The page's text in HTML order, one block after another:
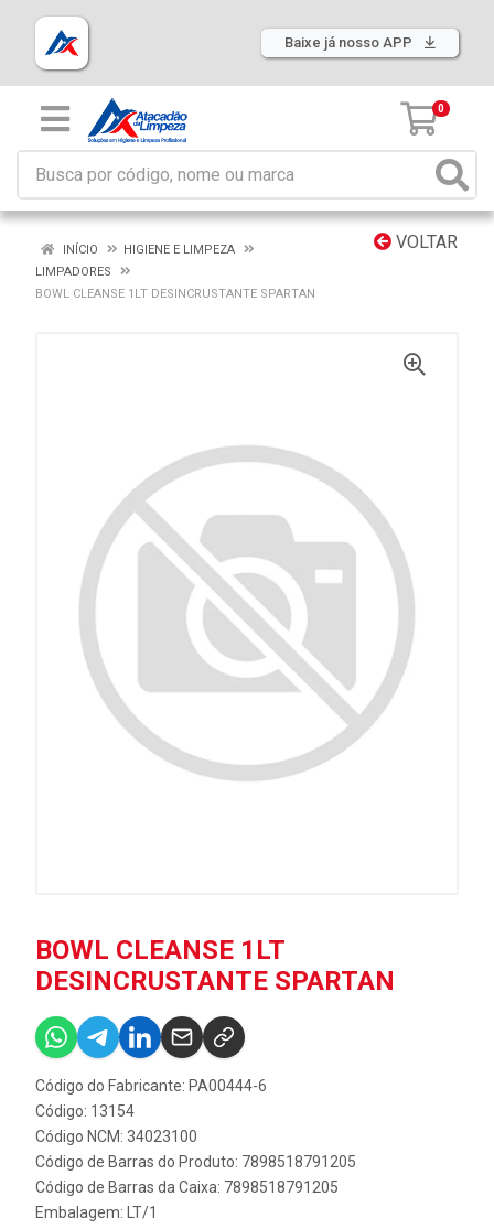
Baixe já nosso APP
0
VOLTAR
INÍCIO
HIGIENE E LIMPEZA
LIMPADORES
BOWL CLEANSE 1LT DESINCRUSTANTE SPARTAN
BOWL CLEANSE 1LT
DESINCRUSTANTE SPARTAN
Código do Fabricante: PA00444-6
Código: 13154
Código NCM: 34023100
Código de Barras do Produto: 7898518791205
Código de Barras da Caixa: 7898518791205
Embalagem: LT/1